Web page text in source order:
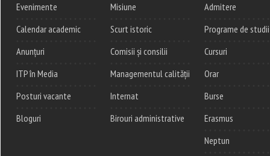
Evenimente
Calendar academic
Anunțuri
ITP în Media
Posturi vacante
Bloguri
Misiune
Scurt istoric
Comisii și consilii
Managementul calității
Internat
Birouri administrative
Admitere
Programe de studii
Cursuri
Orar
Burse
Erasmus
Neptun